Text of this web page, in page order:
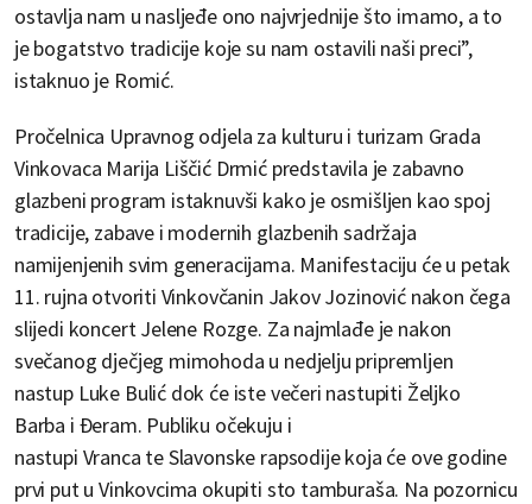
ostavlja nam u nasljeđe ono najvrjednije što imamo, a to
je bogatstvo tradicije koje su nam ostavili naši preci”,
istaknuo je Romić.
Pročelnica Upravnog odjela za kulturu i turizam Grada
Vinkovaca Marija Liščić Drmić predstavila je zabavno
glazbeni program istaknuvši kako je osmišljen kao spoj
tradicije, zabave i modernih glazbenih sadržaja
namijenjenih svim generacijama. Manifestaciju će u petak
11. rujna otvoriti Vinkovčanin Jakov Jozinović nakon čega
slijedi koncert Jelene Rozge. Za najmlađe je nakon
svečanog dječjeg mimohoda u nedjelju pripremljen
nastup Luke Bulić dok će iste večeri nastupiti Željko
Barba i Đeram. Publiku očekuju i
nastupi Vranca te Slavonske rapsodije koja će ove godine
prvi put u Vinkovcima okupiti sto tamburaša. Na pozornicu